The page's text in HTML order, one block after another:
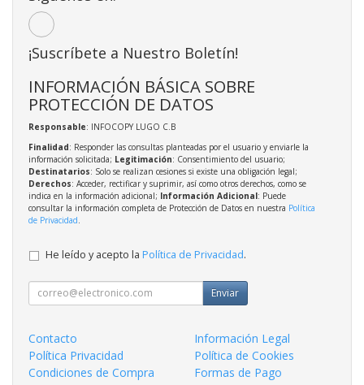
¡Suscríbete a Nuestro Boletín!
INFORMACIÓN BÁSICA SOBRE
PROTECCIÓN DE DATOS
Responsable: INFOCOPY LUGO C.B
Finalidad: Responder las consultas planteadas por el usuario y enviarle la
información solicitada; Legitimación: Consentimiento del usuario;
Destinatarios: Solo se realizan cesiones si existe una obligación legal;
Derechos: Acceder, rectificar y suprimir, así como otros derechos, como se
indica en la información adicional; Información Adicional: Puede
consultar la información completa de Protección de Datos en nuestra Política
de Privacidad
He leído y acepto la Política de Privacidad.
Enviar
Contacto
Información Legal
Política Privacidad
Política de Cookies
Condiciones de Compra
Formas de Pago